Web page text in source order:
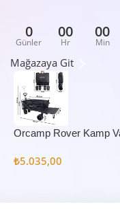
0
Günler
00
Hr
00
Min
Mağazaya Git
Orcamp Rover Kamp
₺5.035,00